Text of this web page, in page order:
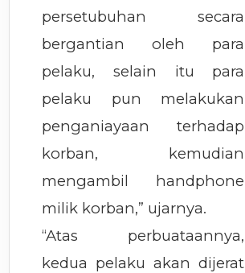
persetubuhan secara
bergantian oleh para
pelaku, selain itu para
pelaku pun melakukan
penganiayaan terhadap
korban, kemudian
mengambil handphone
milik korban,” ujarnya.
“Atas perbuataannya,
kedua pelaku akan dijerat